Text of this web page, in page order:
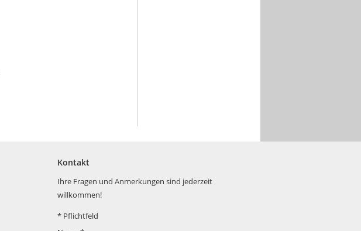
Kontakt
Ihre Fragen und Anmerkungen sind jederzeit
willkommen!
* Pflichtfeld